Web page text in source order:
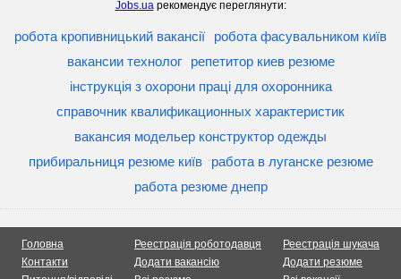
Jobs.uaрекомендує переглянути:
робота кропивницький вакансії
робота фасувальником київ
вакансии технолог
репетитор киев резюме
інструкція з охорони праці для охоронника
справочник квалификационных характеристик
вакансия модельер конструктор одежды
прибиральниця резюме київ
работа в луганске резюме
работа резюме днепр
Головна
Контакти
Реестрація роботодавця
Додати вакансію
Реестрація шукача
Додати резюме